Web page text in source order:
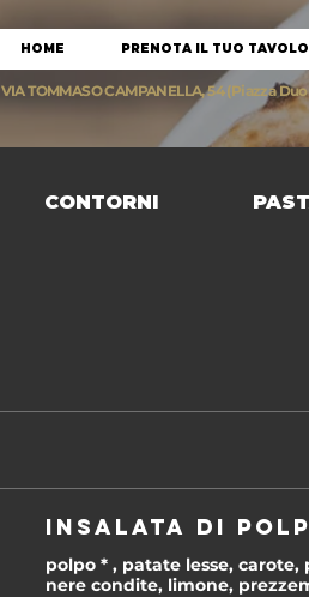
HOME PRENOTA IL TUO TAVOLO
VIA TOMMASO CAMPANELLA, 54 (Piazza
CONTORNI
INSALATA DI
polpo * , patate lesse,
nere condite, limone,